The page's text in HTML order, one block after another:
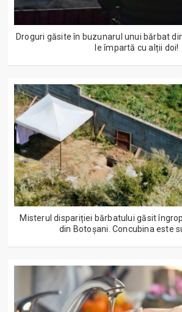
Droguri găsite în buzunarul unui bărbat
le împartă cu alții doi!
Misterul dispariției bărbatului găsit
din Botoșani. Concubina este